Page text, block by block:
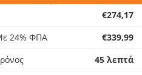
€274,17
24% ΦΠΑ
€339,99
45 λεπτά